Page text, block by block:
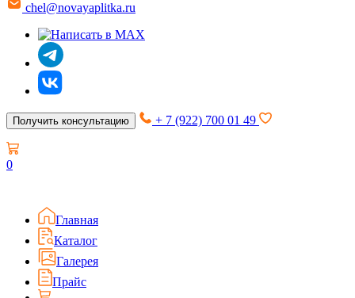
chel@novayaplitka.ru
Получить консультацию + 7 (922) 700 01 49
0
Главная
Каталог
Галерея
Прайс